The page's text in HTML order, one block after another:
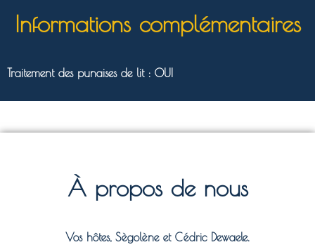
Informations complémentaires
Traitement des punaises de lit : OUI
À propos de nous
Vos hôtes, Sègolène et Cédric Dewaele.